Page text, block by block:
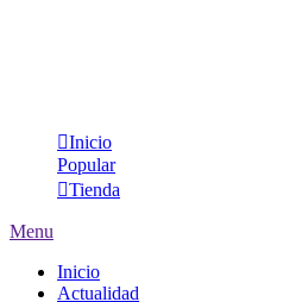
Inicio
Popular
Tienda
Menu
Inicio
Actualidad